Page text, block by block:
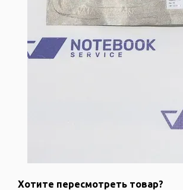
Хотите пересмотреть товар?